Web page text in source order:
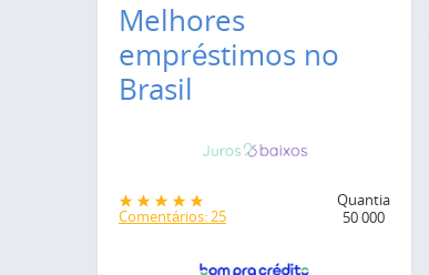
Melhores
empréstimos no
Brasil
Comentários: 25
Quantia
50 000